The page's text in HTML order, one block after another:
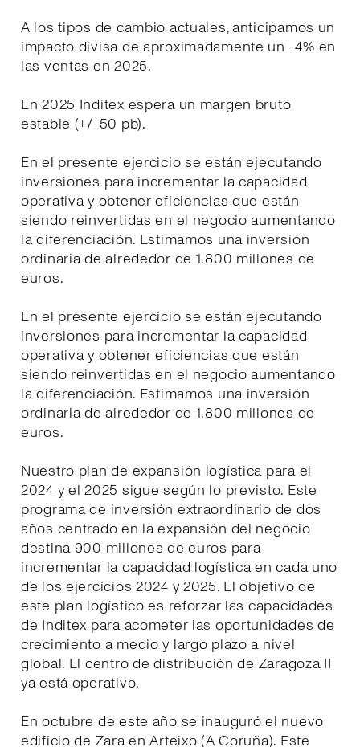
A los tipos de cambio actuales, anticipamos un
impacto divisa de aproximadamente un -4% en
las ventas en 2025.
En 2025 Inditex espera un margen bruto
estable (+/-50 pb).
En el presente ejercicio se están ejecutando
inversiones para incrementar la capacidad
operativa y obtener eficiencias que están
siendo reinvertidas en el negocio aumentando
la diferenciación. Estimamos una inversión
ordinaria de alrededor de 1.800 millones de
euros.
En el presente ejercicio se están ejecutando
inversiones para incrementar la capacidad
operativa y obtener eficiencias que están
siendo reinvertidas en el negocio aumentando
la diferenciación. Estimamos una inversión
ordinaria de alrededor de 1.800 millones de
euros.
Nuestro plan de expansión logística para el
2024 y el 2025 sigue según lo previsto. Este
programa de inversión extraordinario de dos
años centrado en la expansión del negocio
destina 900 millones de euros para
incrementar la capacidad logística en cada uno
de los ejercicios 2024 y 2025. El objetivo de
este plan logístico es reforzar las capacidades
de Inditex para acometer las oportunidades de
crecimiento a medio y largo plazo a nivel
global. El centro de distribución de Zaragoza II
ya está operativo.
En octubre de este año se inauguró el nuevo
edificio de Zara en Arteixo (A Coruña). Este